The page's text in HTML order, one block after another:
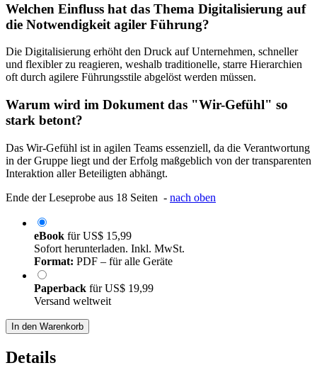
Welchen Einfluss hat das Thema Digitalisierung auf
die Notwendigkeit agiler Führung?
Die Digitalisierung erhöht den Druck auf Unternehmen, schneller
und flexibler zu reagieren, weshalb traditionelle, starre Hierarchien
oft durch agilere Führungsstile abgelöst werden müssen.
Warum wird im Dokument das "Wir-Gefühl" so
stark betont?
Das Wir-Gefühl ist in agilen Teams essenziell, da die Verantwortung
in der Gruppe liegt und der Erfolg maßgeblich von der transparenten
Interaktion aller Beteiligten abhängt.
Ende der Leseprobe aus 18 Seiten - nach oben
eBook fürUS$ 15,99
Sofort herunterladen. Inkl. MwSt.
Format: PDF – für alle Geräte
Paperback fürUS$ 19,99
Versand weltweit
In den Warenkorb
Details